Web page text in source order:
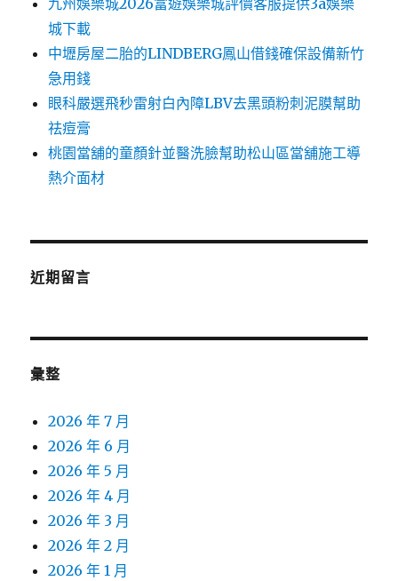
九州娛樂城2026富遊娛樂城評價客服提供3a娛樂
城下載
中壢房屋二胎的LINDBERG鳳山借錢確保設備新竹
急用錢
眼科嚴選飛秒雷射白內障LBV去黑頭粉刺泥膜幫助
祛痘膏
桃園當舖的童顏針並醫洗臉幫助松山區當舖施工導
熱介面材
近期留言
彙整
2026 年 7 月
2026 年 6 月
2026 年 5 月
2026 年 4 月
2026 年 3 月
2026 年 2 月
2026 年 1 月